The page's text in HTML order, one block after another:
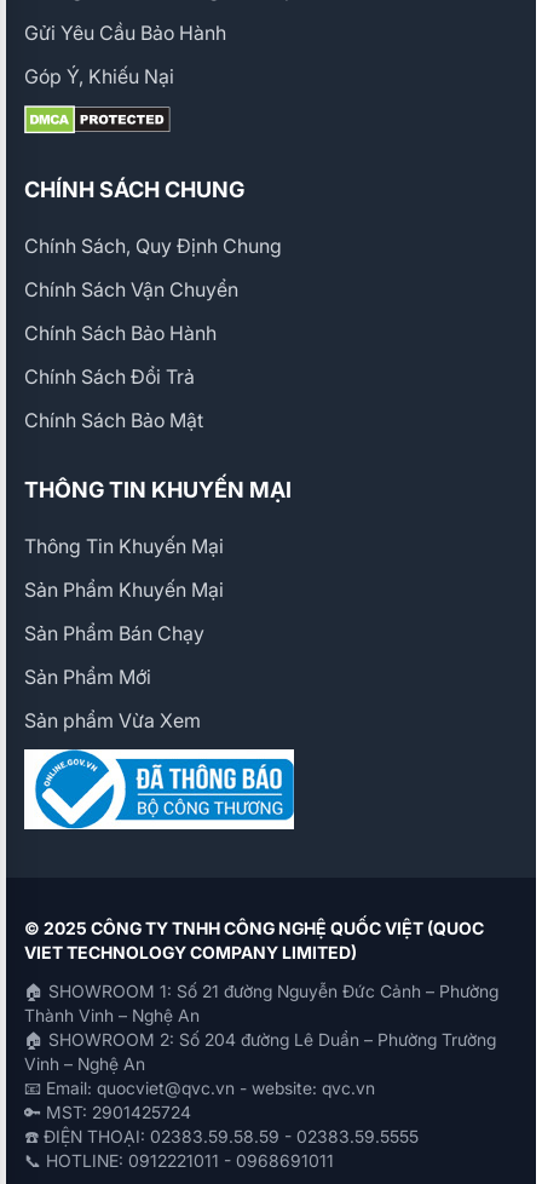
Gửi Yêu Cầu Bảo Hành
Góp Ý, Khiếu Nại
CHÍNH SÁCH CHUNG
Chính Sách, Quy Định Chung
Chính Sách Vận Chuyển
Chính Sách Bảo Hành
Chính Sách Đổi Trả
Chính Sách Bảo Mật
THÔNG TIN KHUYẾN MẠI
Thông Tin Khuyến Mại
Sản Phẩm Khuyến Mại
Sản Phẩm Bán Chạy
Sản Phẩm Mới
Sản phẩm Vừa Xem
© 2025 CÔNG TY TNHH CÔNG NGHỆ QUỐC VIỆT (QUOC
VIET TECHNOLOGY COMPANY LIMITED)
🏠 SHOWROOM 1: Số 21 đường Nguyễn Đức Cảnh – Phường
Thành Vinh – Nghệ An
🏠 SHOWROOM 2: Số 204 đường Lê Duẩn – Phường Trường
Vinh – Nghệ An
📧 Email: quocviet@qvc.vn - website: qvc.vn
🔑 MST: 2901425724
☎️ ĐIỆN THOẠI: 02383.59.58.59 - 02383.59.5555
📞 HOTLINE: 0912221011 - 0968691011